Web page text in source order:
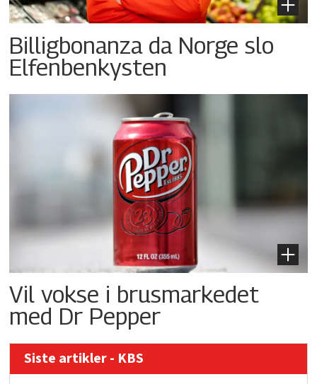
Billigbonanza da Norge slo
Elfenbenkysten
Vil vokse i brusmarkedet
med Dr Pepper
Siste artikler - KBS